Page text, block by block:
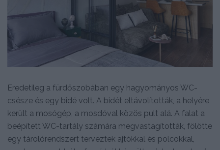
Eredetileg a fürdőszobában egy hagyományos WC-
csésze és egy bidé volt. A bidét eltávolították, a helyére
került a mosógép, a mosdóval közös pult alá. A falat a
beépített WC-tartály számára megvastagították, fölötte
egy tárolórendszert terveztek ajtókkal és polcokkal,